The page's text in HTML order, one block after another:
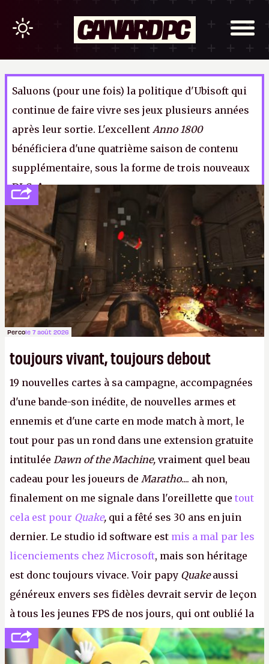
Saluons (pour une fois) la politique d'Ubisoft qui
continue de faire vivre ses jeux plusieurs années
après leur sortie. L'excellent Anno 1800
bénéficiera d'une quatrième saison de contenu
supplémentaire, sous la forme de trois nouveaux
DLC.A.
Percole 7 août 2026
toujours vivant, toujours debout
19 nouvelles cartes à sa campagne, accompagnées
d'une bande-son inédite, de nouvelles armes et
ennemis et d'une carte en mode match à mort, le
tout pour pas un rond dans une extension gratuite
intitulée Dawn of the Machine, vraiment quel beau
cadeau pour les joueurs de Maratho.... ah non,
finalement on me signale dans l'oreillette que tout
cela est pour Quake, qui a fêté ses 30 ans en juin
dernier. Le studio id software est mis a mal par les
licenciements chez Microsoft, mais son héritage
est donc toujours vivace. Voir papy Quakeaussi
généreux envers ses fidèles devrait servir de leçon
à tous les jeunes FPS de nos jours, qui ont oublié la
politesse et le respect envers leurs joueurs et les
anciens. Il leur faudrait une bonne guerre des